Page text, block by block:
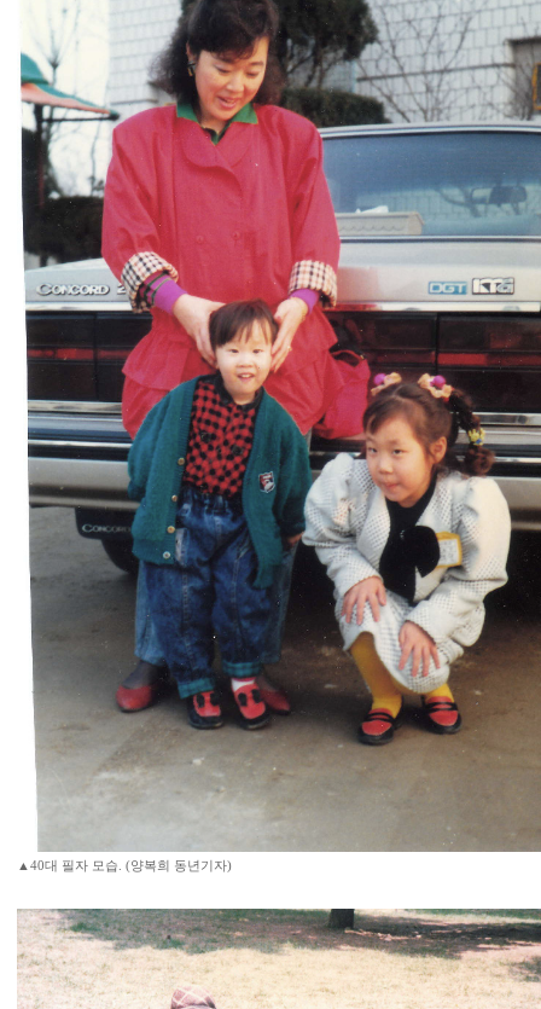
▲40대 필자 모습. (양복희 동년기자)